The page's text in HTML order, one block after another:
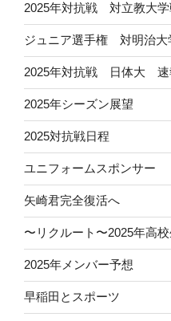
2025年対抗戦 対立教大
ジュニア選手権 対明治大
2025年対抗戦 日体大 速
2025年シーズン展望
2025対抗戦日程
ユニフォームスポンサー
矢崎君完全復活へ
〜リクルート〜2025年高
2025年メンバー予想
早稲田とスポーツ